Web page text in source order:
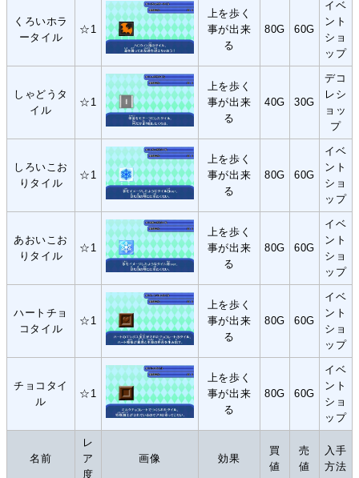
名前
レ
ア
度
画像 効果
買
値
売
値
入手
方法
くろいホラ
ータイル
☆1
上を歩く
事が出来
る
80G 60G
イベ
ント
ショ
ップ
しゃどうタ
イル
☆1
上を歩く
事が出来
る
40G 30G
デコ
レシ
ョッ
プ
しろいこお
りタイル
☆1
上を歩く
事が出来
る
80G 60G
イベ
ント
ショ
ップ
あおいこお
りタイル
☆1
上を歩く
事が出来
る
80G 60G
イベ
ント
ショ
ップ
ハートチョ
コタイル
☆1
上を歩く
事が出来
る
80G 60G
イベ
ント
ショ
ップ
チョコタイ
ル
☆1
上を歩く
事が出来
る
80G 60G
イベ
ント
ショ
ップ